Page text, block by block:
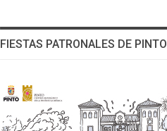
FIESTAS PATRONALES DE PINTO